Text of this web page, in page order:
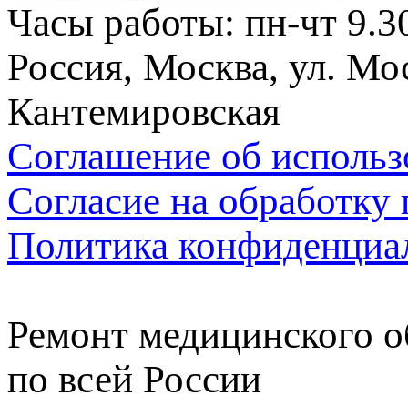
Часы работы: пн-чт
Россия, Москва, ул.
Кантемировская
Соглашение об
Согласие на
Политика
Ремонт медицинского
по всей России